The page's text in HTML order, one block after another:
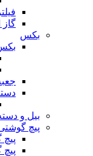
گاز
بکس
بیل و
پیچ